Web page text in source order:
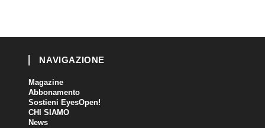
NAVIGAZIONE
Magazine
Abbonamento
Sostieni EyesOpen!
CHI SIAMO
News